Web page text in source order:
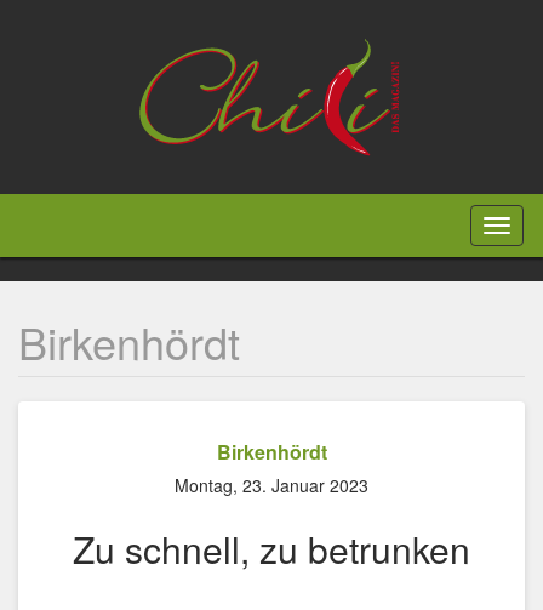
Birkenhördt
Birkenhördt
Montag, 23. Januar 2023
Zu schnell, zu betrunken